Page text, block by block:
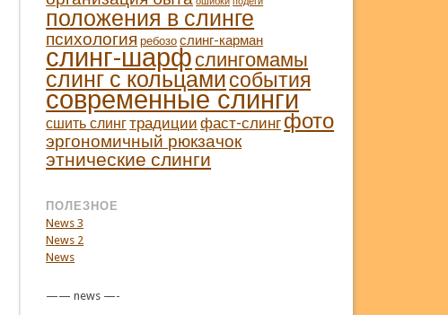
положения в слинге
психология ребозо слинг-карман
слинг-шарф слингомамы
слинг с кольцамисобытия
современные слинги
сшить слингтрадиции фаст-слинг фото
эргономичный рюкзачок
этнические слинги
ПОЛЕЗНОЕ
News 3
News 2
News
—— news —-